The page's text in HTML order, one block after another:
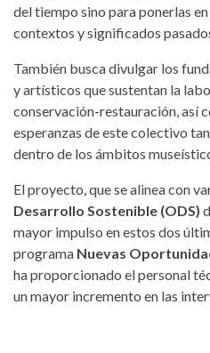
del tiempo sino para ponerlas
contextos y significados
También busca divulgar los
y artísticos que sustentan la
conservación-restauración, así
esperanzas de este colectivo
dentro de los ámbitos
El proyecto, que se alinea con
Desarrollo Sostenible (ODS)
mayor impulso en estos dos
programa Nuevas
ha proporcionado el personal
un mayor incremento en las